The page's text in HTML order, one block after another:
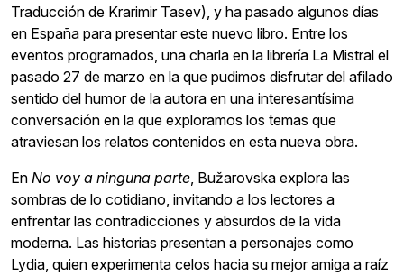
Traducción de Krarimir Tasev), y ha pasado algunos días
en España para presentar este nuevo libro. Entre los
eventos programados, una charla en la librería La Mistral el
pasado 27 de marzo en la que pudimos disfrutar del afilado
sentido del humor de la autora en una interesantísima
conversación en la que exploramos los temas que
atraviesan los relatos contenidos en esta nueva obra.
En No voy a ninguna parte, Bužarovska explora las
sombras de lo cotidiano, invitando a los lectores a
enfrentar las contradicciones y absurdos de la vida
moderna. Las historias presentan a personajes como
Lydia, quien experimenta celos hacia su mejor amiga a raíz